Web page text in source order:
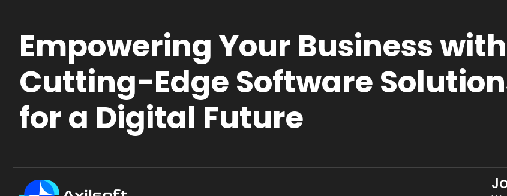
Empowering Your Business with
Cutting-Edge Software
for a Digital Future